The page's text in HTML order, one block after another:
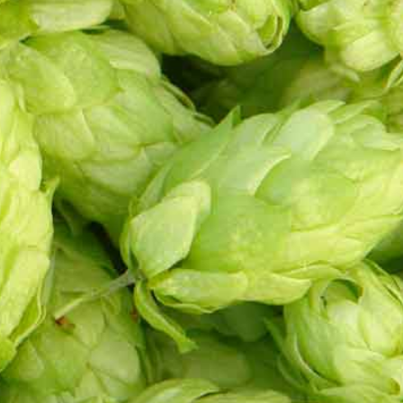
reep van 12%. Lost doet het
dik en romig. Een heerlijk